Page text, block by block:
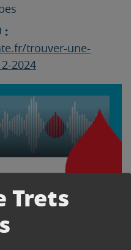
Trets
:
trouver-une-
2024